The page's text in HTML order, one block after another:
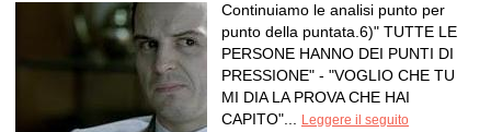
Continuiamo le analisi punto per
punto della puntata.6)" TUTTE LE
PERSONE HANNO DEI PUNTI DI
PRESSIONE" - "VOGLIO CHE TU
MI DIA LA PROVA CHE HAI
CAPITO"...
Leggere il seguito